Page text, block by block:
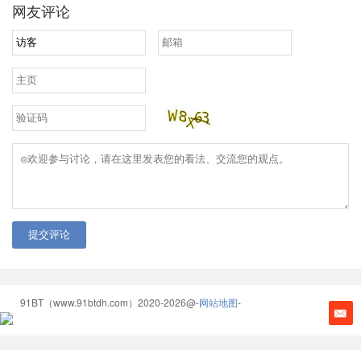
网友评论
提交评论
91BT（www.91btdh.com）2020-2026@-网站地图-